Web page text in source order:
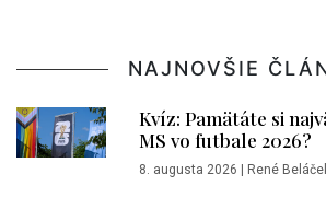
NAJNOVŠIE
Kvíz: Pamätáte si
MS vo futbale 2026?
8. augusta 2026 | René